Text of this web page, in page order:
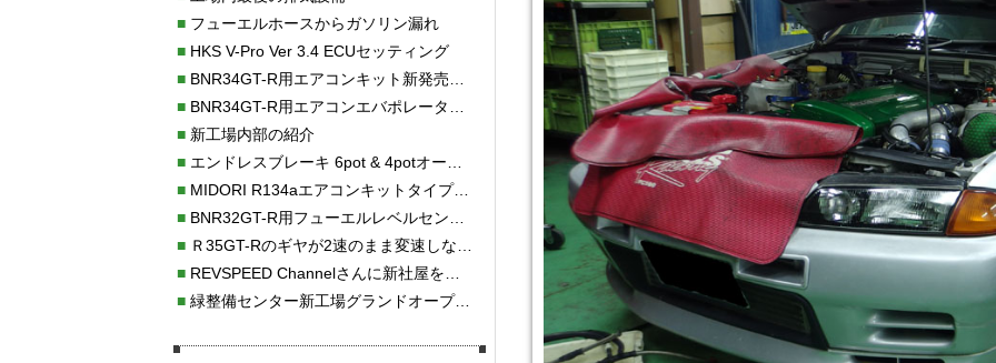
■フューエルホースからガソリン漏れ
■HKS V-Pro Ver 3.4 ECUセッティング
■BNR34GT-R用エアコンキット新発売！！
■BNR34GT-R用エアコンエバポレーターを新発売！！
■新工場内部の紹介
■エンドレスブレーキ 6pot & 4potオーバーホール
■MIDORI R134aエアコンキットタイプⅡ取り付け
■BNR32GT-R用フューエルレベルセンサー新発売！！
■Ｒ35GT-Rのギヤが2速のまま変速しない！！
■REVSPEED Channelさんに新社屋を紹介していただきました!!
■緑整備センター新工場グランドオープン・続報